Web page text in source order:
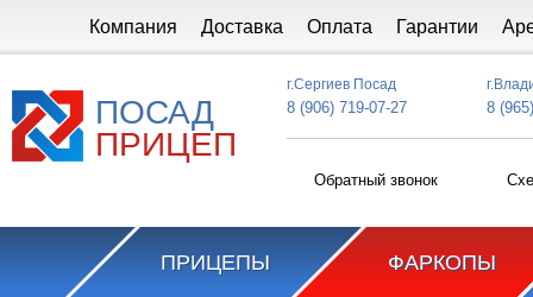
Компания Доставка Оплата Гарантии
ПОСАД
ПРИЦЕП
г.Сергиев Посад
8 (906) 719-07-27 8
Обратный звонок
ПРИЦЕПЫ ФАРКОПЫ